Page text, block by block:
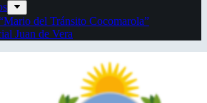
del Tránsito Cocomarola”
Juan de Vera